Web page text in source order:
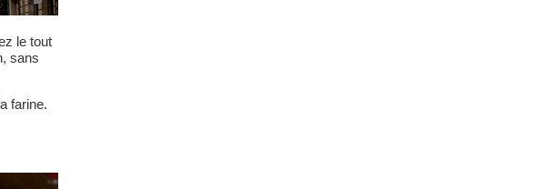
le tout
sans
farine.